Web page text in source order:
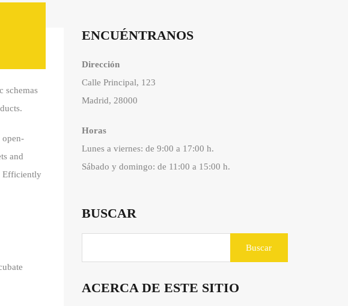
schemas
open-
and
Efficiently
ENCUÉNTRANOS
Dirección
Calle Principal, 123
Madrid, 28000
Horas
Lunes a viernes: de 9:00 a 17:00 h.
Sábado y domingo: de 11:00 a 15:00 h.
BUSCAR
ACERCA DE ESTE SITIO